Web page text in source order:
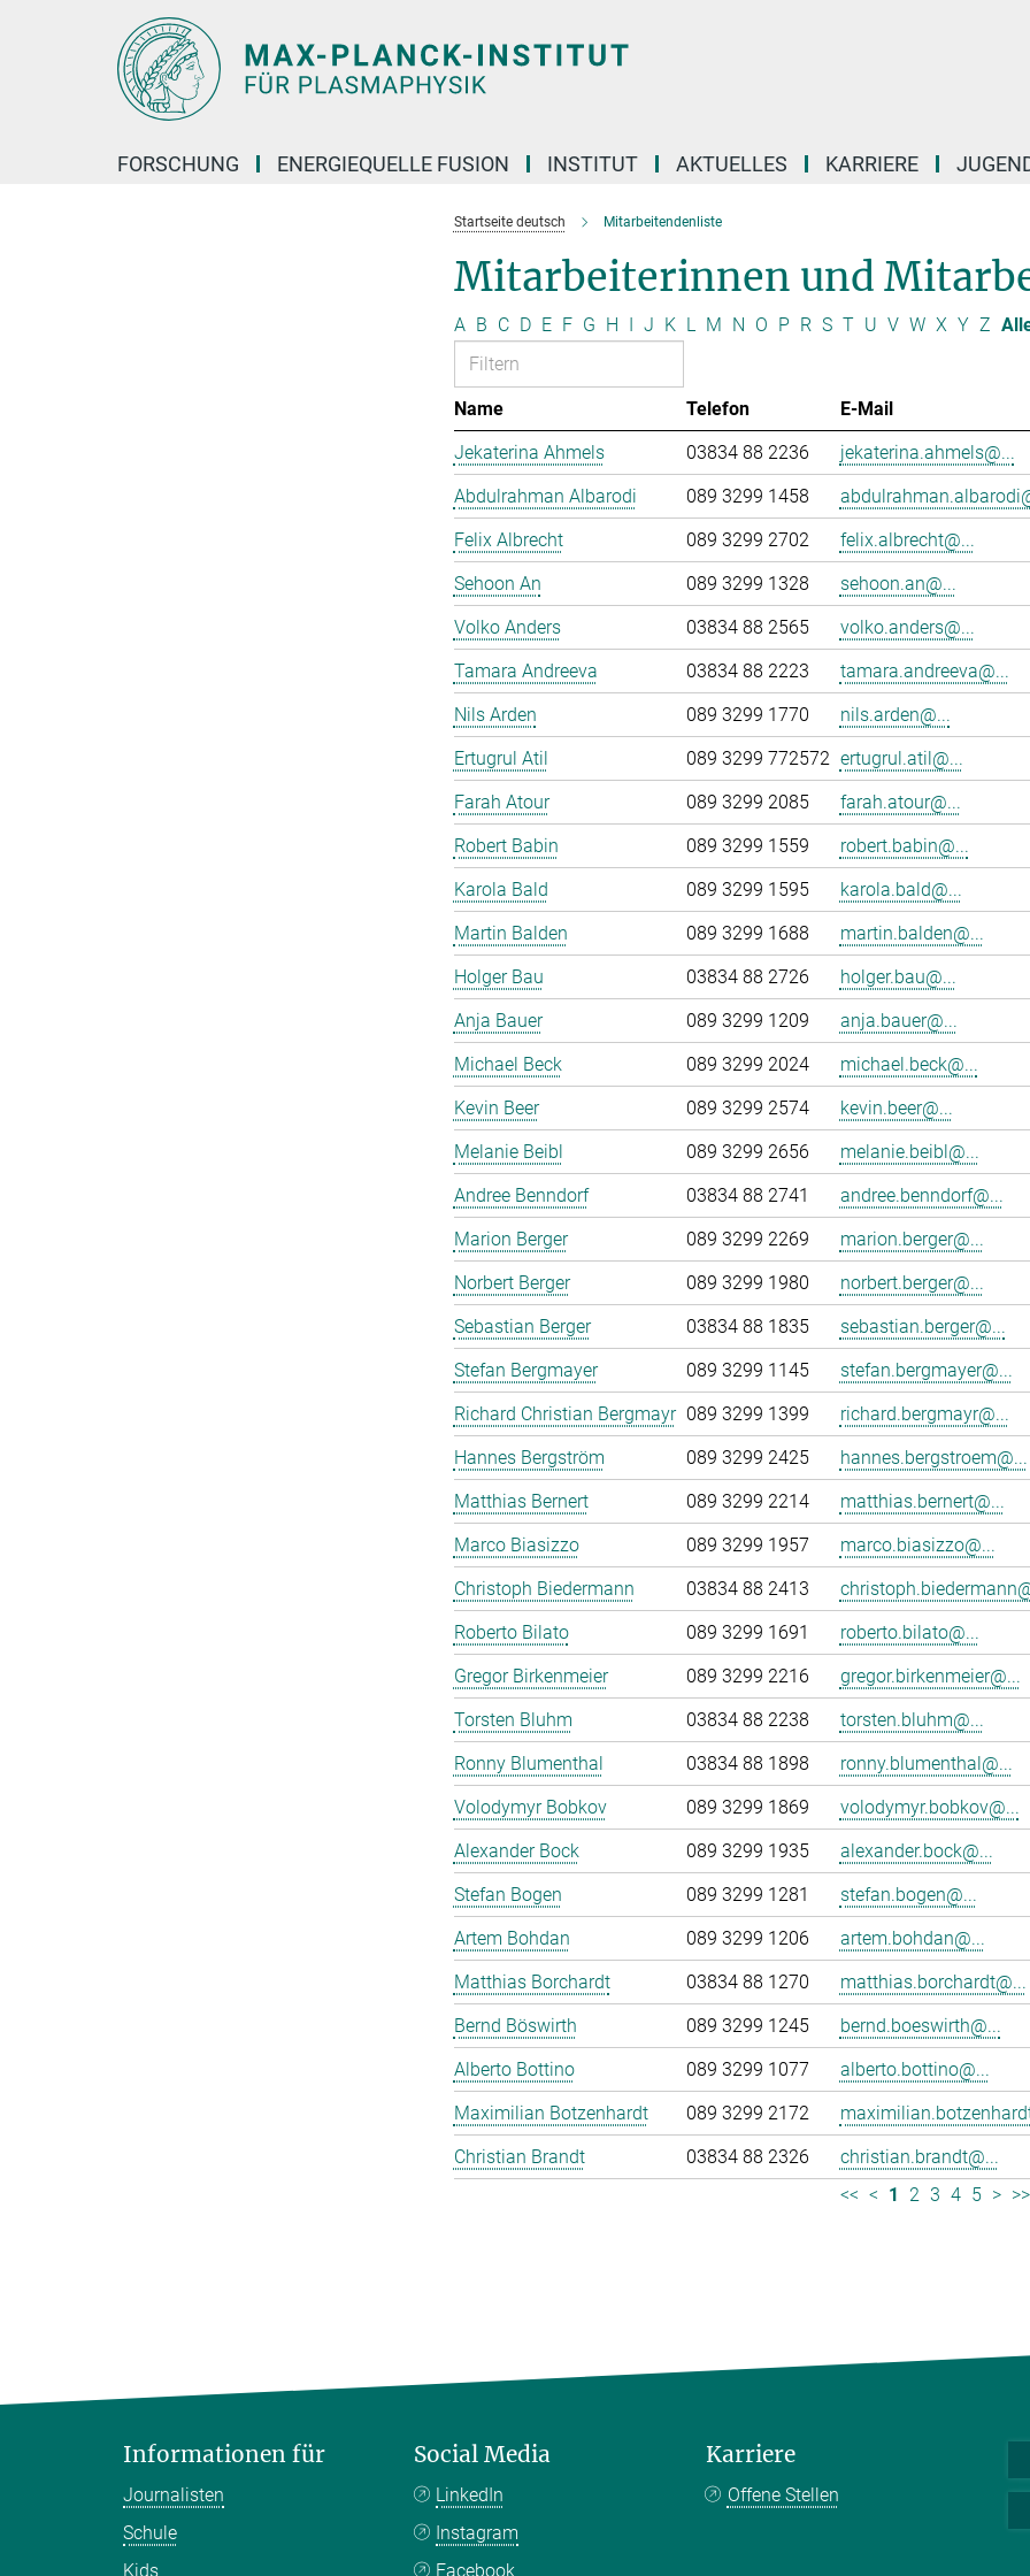
FORSCHUNG ENERGIEQUELLE FUSION INSTITUT AKTUELLES KARRIERE
Startseite deutsch Mitarbeitendenliste
Mitarbeiterinnen und
A B C D E F G H I J K L M N O P R S T U V W X Y Z
Name Telefon
E-Mail
Jekaterina Ahmels
03834 88 2236
jekaterina.ahmels@...
Abdulrahman Albarodi
089 3299 1458
Felix Albrecht
089 3299 2702
felix.albrecht@...
Sehoon An
089 3299 1328
sehoon.an@...
Volko Anders
03834 88 2565
volko.anders@...
Tamara Andreeva
03834 88 2223
tamara.andreeva@...
Nils Arden
089 3299 1770
nils.arden@...
Ertugrul Atil
089 3299 772572 ertugrul.atil@...
Farah Atour
089 3299 2085
farah.atour@...
Robert Babin
089 3299 1559
robert.babin@...
Karola Bald
089 3299 1595
karola.bald@...
Martin Balden
089 3299 1688
martin.balden@...
Holger Bau
03834 88 2726
holger.bau@...
Anja Bauer
089 3299 1209
anja.bauer@...
Michael Beck
089 3299 2024
michael.beck@...
Kevin Beer
089 3299 2574
kevin.beer@...
Melanie Beibl
089 3299 2656
melanie.beibl@...
Andree Benndorf
03834 88 2741
andree.benndorf@...
Marion Berger
089 3299 2269
marion.berger@...
Norbert Berger
089 3299 1980
norbert.berger@...
Sebastian Berger
03834 88 1835
sebastian.berger@...
Stefan Bergmayer
089 3299 1145
stefan.bergmayer@...
Richard Christian Bergmayr 089 3299 1399
richard.bergmayr@...
Hannes Bergström
089 3299 2425
hannes.bergstroem@...
Matthias Bernert
089 3299 2214
matthias.bernert@...
Marco Biasizzo
089 3299 1957
marco.biasizzo@...
Christoph Biedermann
03834 88 2413
Roberto Bilato
089 3299 1691
roberto.bilato@...
Gregor Birkenmeier
089 3299 2216
gregor.birkenmeier@...
Torsten Bluhm
03834 88 2238
torsten.bluhm@...
Ronny Blumenthal
03834 88 1898
ronny.blumenthal@...
Volodymyr Bobkov
089 3299 1869
volodymyr.bobkov@...
Alexander Bock
089 3299 1935
alexander.bock@...
Stefan Bogen
089 3299 1281
stefan.bogen@...
Artem Bohdan
089 3299 1206
artem.bohdan@...
Matthias Borchardt
03834 88 1270
matthias.borchardt@...
Bernd Böswirth
089 3299 1245
bernd.boeswirth@...
Alberto Bottino
089 3299 1077
alberto.bottino@...
Maximilian Botzenhardt
089 3299 2172
Christian Brandt
03834 88 2326
christian.brandt@...
<< < 1 2 3 4 5 > >>
Informationen für
Journalisten
Schule
Kids
Social Media
LinkedIn
Instagram
Facebook
Karriere
Offene Stellen